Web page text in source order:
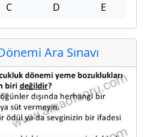
C D E
Ara Sınavı